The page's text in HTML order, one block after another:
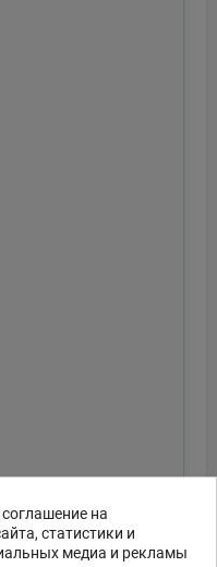
на
статистики и
медиа и рекламы